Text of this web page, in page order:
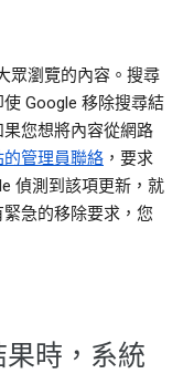
眾瀏覽的內容。搜尋
Google 移除搜尋結
您想將內容從網路
管理員聯絡 ，要求
偵測到該項更新，就
急的移除要求，您
時，系統